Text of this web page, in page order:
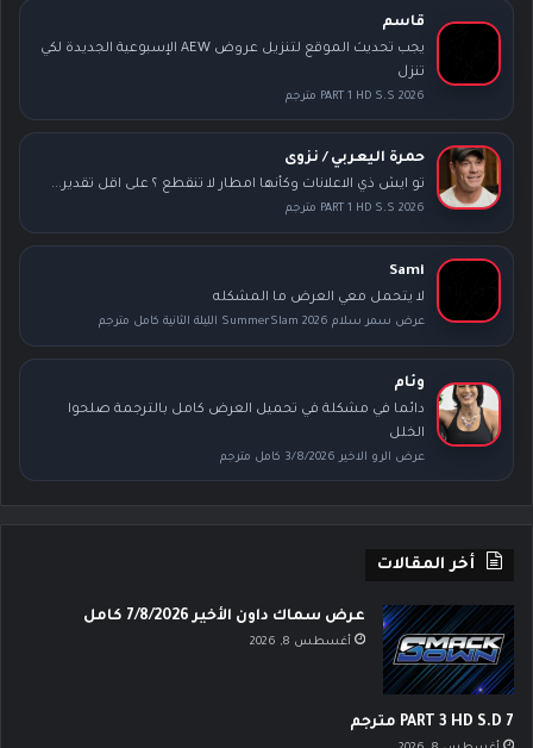
قاسم
يجب تحديث الموقع لتنزيل عروض AEW الإسبوعية الجديدة لكي
تنزل
PART 1 HD S.S 2026 مترجم
حمرة اليعربي / نزوى
تو ايش ذي الاعلانات وكأنها امطار لا تنقطع ؟ على اقل تقدير...
PART 1 HD S.S 2026 مترجم
Sami
لا يتحمل معي العرض ما المشكله
عرض سمر سلام SummerSlam 2026 الليلة الثانية كامل مترجم
وئام
دائما في مشكلة في تحميل العرض كامل بالترجمة صلحوا
الخلل
عرض الرو الاخير 3/8/2026 كامل مترجم
أخر المقالات
عرض سماك داون الأخير 7/8/2026 كامل
أغسطس 8, 2026
PART 3 HD S.D 7 مترجم